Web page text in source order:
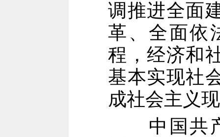
调推进全面
革、全面依
程，经济和
基本实现社
成社会主义
中国共产